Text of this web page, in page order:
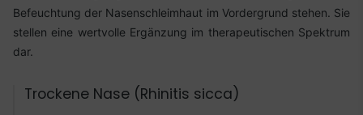
Befeuchtung der Nasenschleimhaut im Vordergrund stehen. Sie
stellen eine wertvolle Ergänzung im therapeutischen Spektrum
dar.
Trockene Nase (Rhinitis sicca)